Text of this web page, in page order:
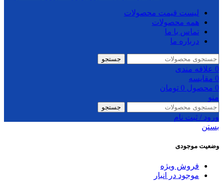
لیست قیمت محصولات
همه محصولات
تماس با ما
درباره ما
جستجو
0 علاقه مندی
0 مقایسه
0 محصول 0 تومان
منو
جستجو
ورود / ثبت نام
بستن
وضعیت موجودی
فروش ویژه
موجود در انبار